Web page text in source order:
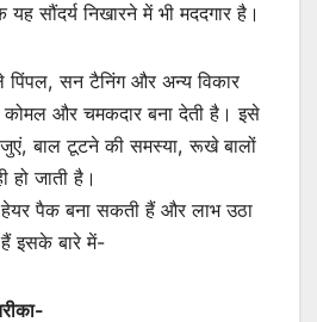
यह सौंदर्य निखारने में भी मददगार है।
पिंपल, सन टैनिंग और अन्य विकार
और चमकदार बना देती है। इसे
बाल टूटने की समस्या, रूखे बालों
जाती है।
पैक बना सकती हैं और लाभ उठा
इसके बारे में-